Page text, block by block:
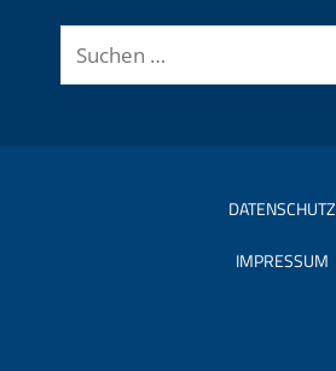
Suchen
nach:
DATENSCHUTZ
IMPRESSUM